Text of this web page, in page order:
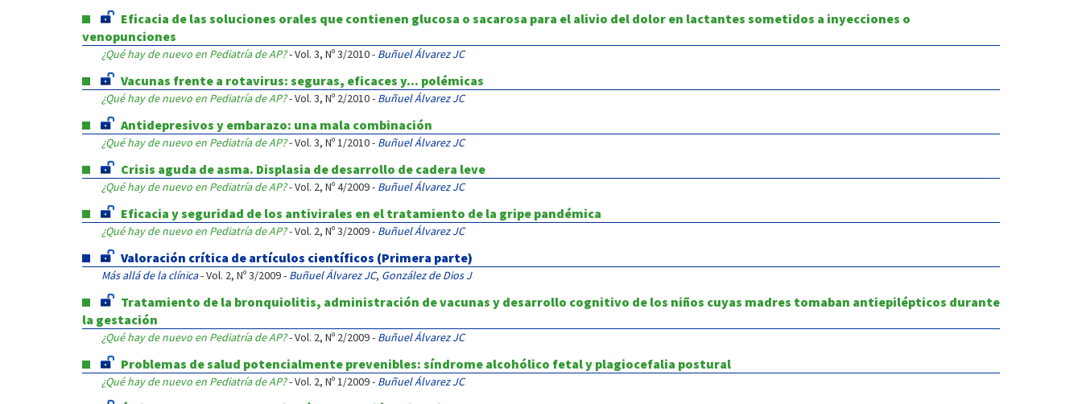
Eficacia de las soluciones orales que contienen glucosa o sacarosa para el alivio del dolor en lactantes sometidos a inyecciones o
venopunciones
¿Qué hay de nuevo en Pediatría de AP?- Vol. 3, Nº 3/2010 - Buñuel Álvarez JC
Vacunas frente a rotavirus: seguras, eficaces y... polémicas
¿Qué hay de nuevo en Pediatría de AP?- Vol. 3, Nº 2/2010 - Buñuel Álvarez JC
Antidepresivos y embarazo: una mala combinación
¿Qué hay de nuevo en Pediatría de AP?- Vol. 3, Nº 1/2010 - Buñuel Álvarez JC
Crisis aguda de asma. Displasia de desarrollo de cadera leve
¿Qué hay de nuevo en Pediatría de AP?- Vol. 2, Nº 4/2009 - Buñuel Álvarez JC
Eficacia y seguridad de los antivirales en el tratamiento de la gripe pandémica
¿Qué hay de nuevo en Pediatría de AP?- Vol. 2, Nº 3/2009 - Buñuel Álvarez JC
Valoración crítica de artículos científicos (Primera parte)
Más allá de la clínica- Vol. 2, Nº 3/2009 - Buñuel Álvarez JC, González de Dios J
Tratamiento de la bronquiolitis, administración de vacunas y desarrollo cognitivo de los niños cuyas madres tomaban antiepilépticos durante
la gestación
¿Qué hay de nuevo en Pediatría de AP?- Vol. 2, Nº 2/2009 - Buñuel Álvarez JC
Problemas de salud potencialmente prevenibles: síndrome alcohólico fetal y plagiocefalia postural
¿Qué hay de nuevo en Pediatría de AP?- Vol. 2, Nº 1/2009 - Buñuel Álvarez JC